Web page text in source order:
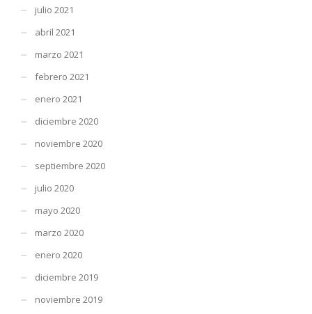
julio 2021
abril 2021
marzo 2021
febrero 2021
enero 2021
diciembre 2020
noviembre 2020
septiembre 2020
julio 2020
mayo 2020
marzo 2020
enero 2020
diciembre 2019
noviembre 2019